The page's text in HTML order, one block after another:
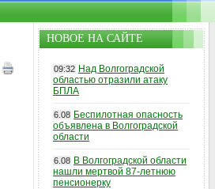
НОВОЕ НА САЙТЕ
09:32 Над Волгоградской
областью отразили атаку
БПЛА
6.08 Беспилотная опасность
объявлена в Волгоградской
области
6.08 В Волгоградской области
нашли мертвой 87-летнюю
пенсионерку